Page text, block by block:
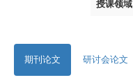
授课领域
期刊论文 研讨会论文